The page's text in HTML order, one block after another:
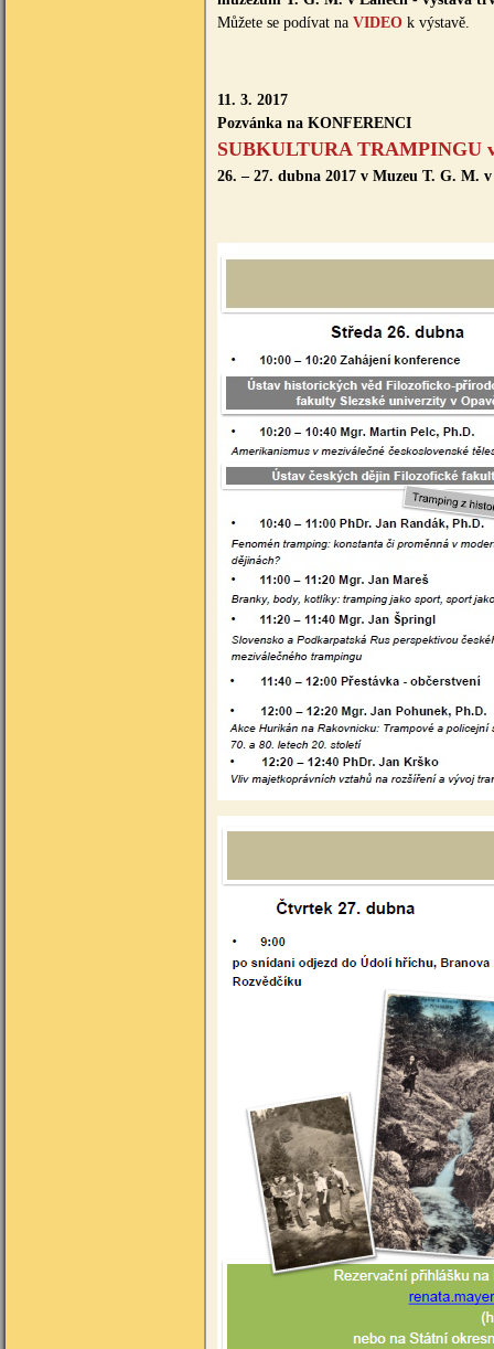
Můžete se podívat na VIDEO k výstavě.
11. 3. 2017
Pozvánka na KONFERENCI
SUBKULTURA TRAMPINGU
26. – 27. dubna 2017 v Muzeu T. G. M.